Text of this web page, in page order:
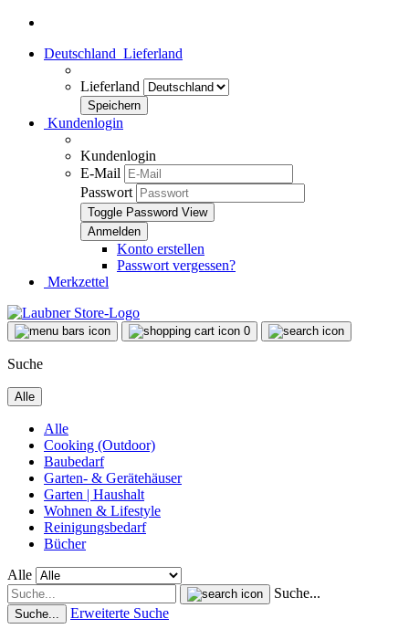
Deutschland Lieferland
Lieferland
Kundenlogin
Kundenlogin
E-Mail
Passwort
Toggle Password View
Konto erstellen
Passwort vergessen?
Merkzettel
0
Suche
Alle
Alle
Cooking (Outdoor)
Baubedarf
Garten- & Gerätehäuser
Garten | Haushalt
Wohnen & Lifestyle
Reinigungsbedarf
Bücher
Alle
Suche...
Suche... Erweiterte Suche